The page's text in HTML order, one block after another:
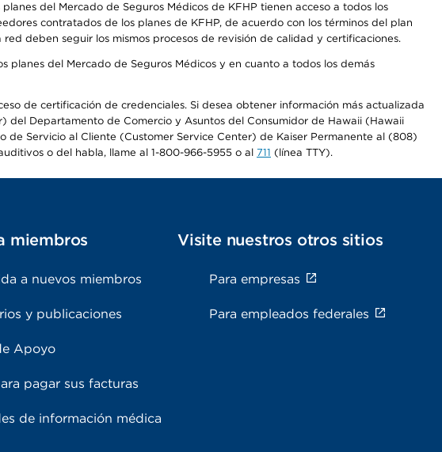
del Mercado de Seguros Médicos de KFHP tienen acceso a todos los
contratados de los planes de KFHP, de acuerdo con los términos del plan
deben seguir los mismos procesos de revisión de calidad y certificaciones.
planes del Mercado de Seguros Médicos y en cuanto a todos los demás
de certificación de credenciales. Si desea obtener información más actualizada
del Departamento de Comercio y Asuntos del Consumidor de Hawaii (Hawaii
de Servicio al Cliente (Customer Service Center) de Kaiser Permanente al (808)
o del habla, llame al 1-800-966-5955 o al 711 (línea TTY).
miembros
a nuevos miembros
y publicaciones
Apoyo
pagar sus facturas
de información médica
Visite nuestros otros sitios
Para empresas
Para empleados federales